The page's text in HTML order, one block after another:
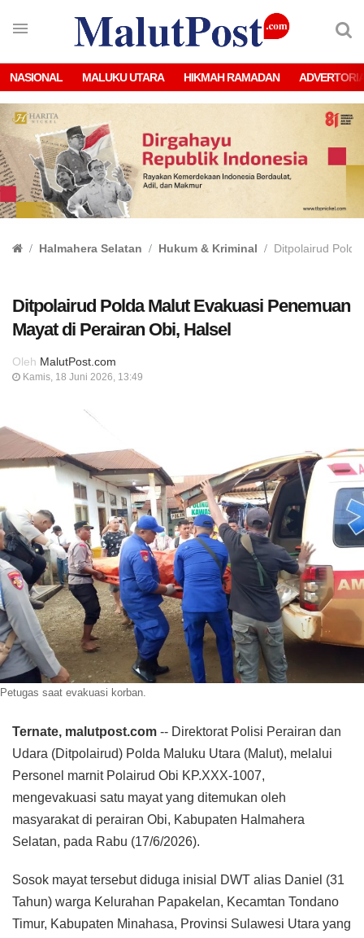
NASIONAL MALUKU UTARA HIKMAH RAMADAN
Halmahera Selatan Hukum & Kriminal Ditpolairud
Ditpolairud Polda Malut Evakuasi Penemuan
Mayat di Perairan Obi, Halsel
Oleh MalutPost.com
Kamis, 18 Juni 2026, 13:49
Petugas saat evakuasi korban.
Ternate, malutpost.com -- Direktorat Polisi Perairan dan
Udara (Ditpolairud) Polda Maluku Utara (Malut), melalui
Personel marnit Polairud Obi KP.XXX-1007,
mengevakuasi satu mayat yang ditemukan oleh
masyarakat di perairan Obi, Kabupaten Halmahera
Selatan, pada Rabu (17/6/2026).
Sosok mayat tersebut diduga inisial DWT alias Daniel (31
Tahun) warga Kelurahan Papakelan, Kecamtan Tondano
Timur, Kabupaten Minahasa, Provinsi Sulawesi Utara yang